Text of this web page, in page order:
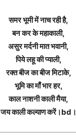
समर भूमी में नाच रही है,
बन कर के महाकाली,
असुर मर्दनी मात भवानी,
पिये लहू की प्याली,
रक्त बीज का बीज मिटाके,
भूमि का माँ भार हर,
काल नाशनी काली मैया,
जय काली कल्याण करें।bd।